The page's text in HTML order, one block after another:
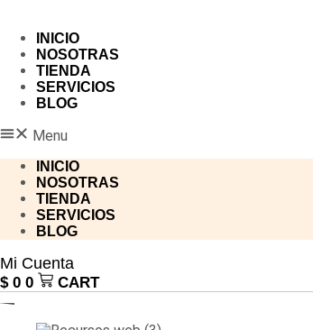
INICIO
NOSOTRAS
TIENDA
SERVICIOS
BLOG
Menu
INICIO
NOSOTRAS
TIENDA
SERVICIOS
BLOG
Mi Cuenta
$0 0 CART